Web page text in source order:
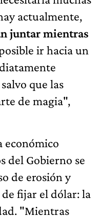
actualmente,
juntar mientras
ir hacia un
que las
de magia",
económico
del Gobierno se
de erosión y
fijar el dólar: la
"Mientras